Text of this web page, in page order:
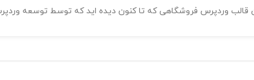
قالب وردپرس فروشگاهی که تا کنون دیده اید که توسط توسعه